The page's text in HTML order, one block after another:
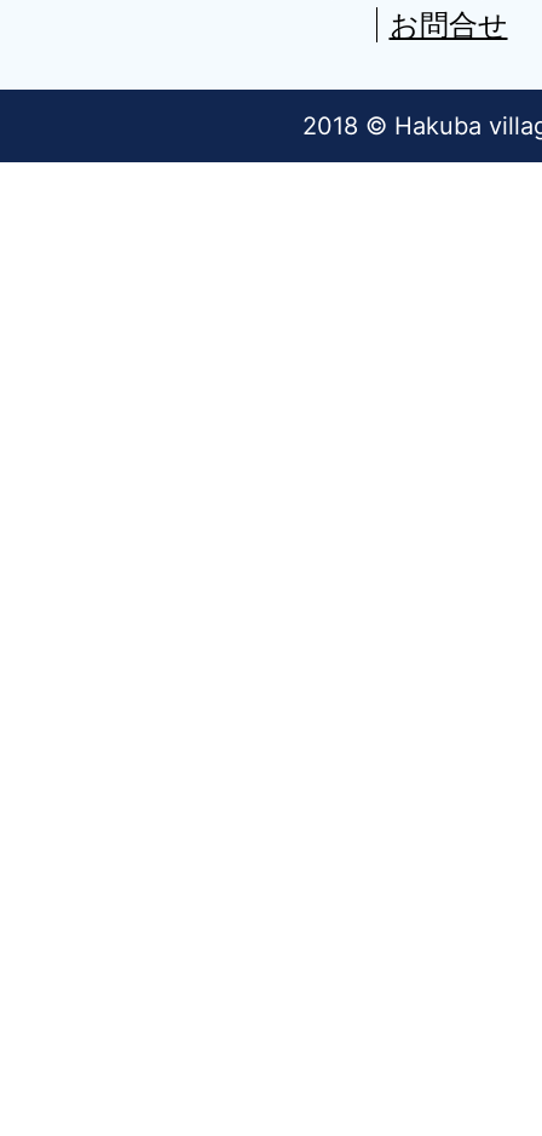
お問合せ
2018 © Hakuba